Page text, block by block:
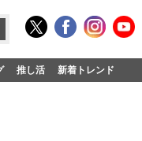
推し活 新着トレンド